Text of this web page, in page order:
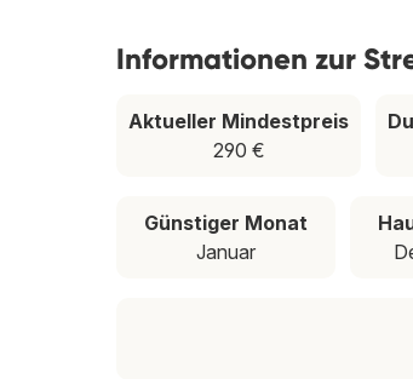
Informationen zur
Aktueller Mindestpreis
290 €
Günstiger Monat
Januar